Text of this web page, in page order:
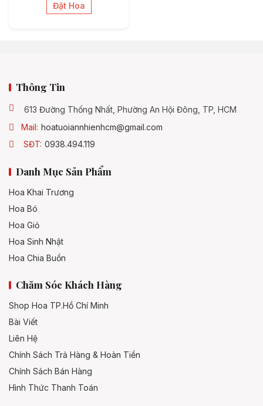
Đặt Hoa
Thông Tin
613 Đường Thống Nhất, Phường An Hội Đông, TP, HCM
Mail: hoatuoiannhienhcm@gmail.com
SĐT: 0938.494.119
Danh Mục Sản Phẩm
Hoa Khai Trương
Hoa Bó
Hoa Giỏ
Hoa Sinh Nhật
Hoa Chia Buồn
Chăm Sóc Khách Hàng
Shop Hoa TP.Hồ Chí Minh
Bài Viết
Liên Hệ
Chính Sách Trả Hàng & Hoàn Tiền
Chính Sách Bán Hàng
Hình Thức Thanh Toán